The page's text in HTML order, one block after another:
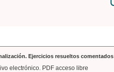
Ejercicios resueltos comentados
electrónico. PDF acceso libre